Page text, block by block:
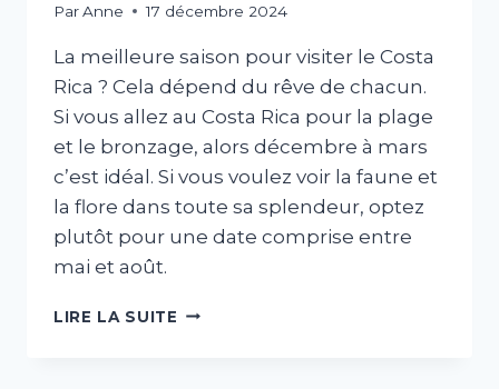
ParAnne 17 décembre 2024
La meilleure saison pour visiter le Costa
Rica ? Cela dépend du rêve de chacun.
Si vous allez au Costa Rica pour la plage
et le bronzage, alors décembre à mars
c’est idéal. Si vous voulez voir la faune et
la flore dans toute sa splendeur, optez
plutôt pour une date comprise entre
mai et août.
LIRE LA SUITE MEILLEURE